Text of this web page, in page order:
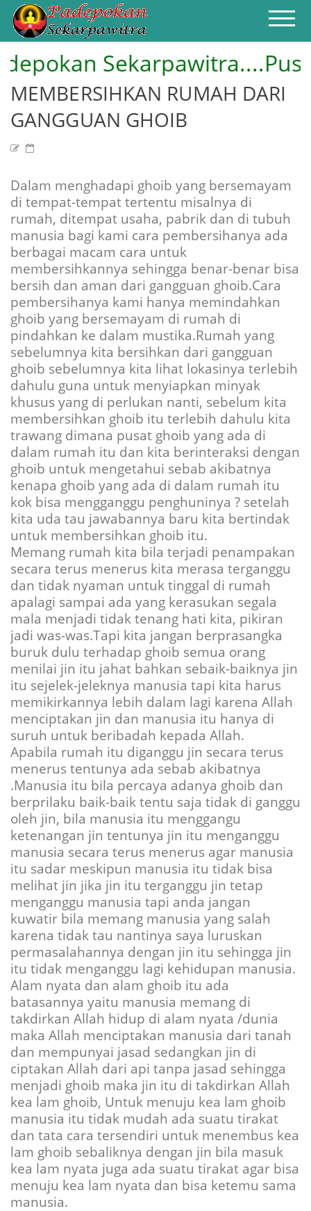
HOME PROFIL ILMU PENGOBATAN
AZIMAH AMPUH PENGASIHAN CONTACT
Sekarpawitra....Pusat
MEMBERSIHKAN RUMAH DARI
GANGGUAN GHOIB
Dalam menghadapi ghoib yang bersemayam
di tempat-tempat tertentu misalnya di
rumah, ditempat usaha, pabrik dan di tubuh
manusia bagi kami cara pembersihanya ada
berbagai macam cara untuk
membersihkannya sehingga benar-benar bisa
bersih dan aman dari gangguan ghoib.Cara
pembersihanya kami hanya memindahkan
ghoib yang bersemayam di rumah di
pindahkan ke dalam mustika.Rumah yang
sebelumnya kita bersihkan dari gangguan
ghoib sebelumnya kita lihat lokasinya terlebih
dahulu guna untuk menyiapkan minyak
khusus yang di perlukan nanti, sebelum kita
membersihkan ghoib itu terlebih dahulu kita
trawang dimana pusat ghoib yang ada di
dalam rumah itu dan kita berinteraksi dengan
ghoib untuk mengetahui sebab akibatnya
kenapa ghoib yang ada di dalam rumah itu
kok bisa mengganggu penghuninya ? setelah
kita uda tau jawabannya baru kita bertindak
untuk membersihkan ghoib itu.
Memang rumah kita bila terjadi penampakan
secara terus menerus kita merasa terganggu
dan tidak nyaman untuk tinggal di rumah
apalagi sampai ada yang kerasukan segala
mala menjadi tidak tenang hati kita, pikiran
jadi was-was.Tapi kita jangan berprasangka
buruk dulu terhadap ghoib semua orang
menilai jin itu jahat bahkan sebaik-baiknya jin
itu sejelek-jeleknya manusia tapi kita harus
memikirkannya lebih dalam lagi karena Allah
menciptakan jin dan manusia itu hanya di
suruh untuk beribadah kepada Allah.
Apabila rumah itu diganggu jin secara terus
menerus tentunya ada sebab akibatnya
.Manusia itu bila percaya adanya ghoib dan
berprilaku baik-baik tentu saja tidak di ganggu
oleh jin, bila manusia itu menggangu
ketenangan jin tentunya jin itu menganggu
manusia secara terus menerus agar manusia
itu sadar meskipun manusia itu tidak bisa
melihat jin jika jin itu terganggu jin tetap
menganggu manusia tapi anda jangan
kuwatir bila memang manusia yang salah
karena tidak tau nantinya saya luruskan
permasalahannya dengan jin itu sehingga jin
itu tidak menganggu lagi kehidupan manusia.
Alam nyata dan alam ghoib itu ada
batasannya yaitu manusia memang di
takdirkan Allah hidup di alam nyata /dunia
maka Allah menciptakan manusia dari tanah
dan mempunyai jasad sedangkan jin di
ciptakan Allah dari api tanpa jasad sehingga
menjadi ghoib maka jin itu di takdirkan Allah
kea lam ghoib, Untuk menuju kea lam ghoib
manusia itu tidak mudah ada suatu tirakat
dan tata cara tersendiri untuk menembus kea
lam ghoib sebaliknya dengan jin bila masuk
kea lam nyata juga ada suatu tirakat agar bisa
menuju kea lam nyata dan bisa ketemu sama
manusia.